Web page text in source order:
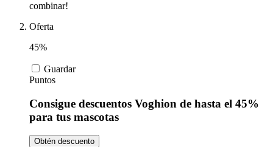
combinar!
Oferta
45%
Guardar
Puntos
Consigue descuentos Voghion de hasta el 45%
para tus mascotas
Obtén descuento